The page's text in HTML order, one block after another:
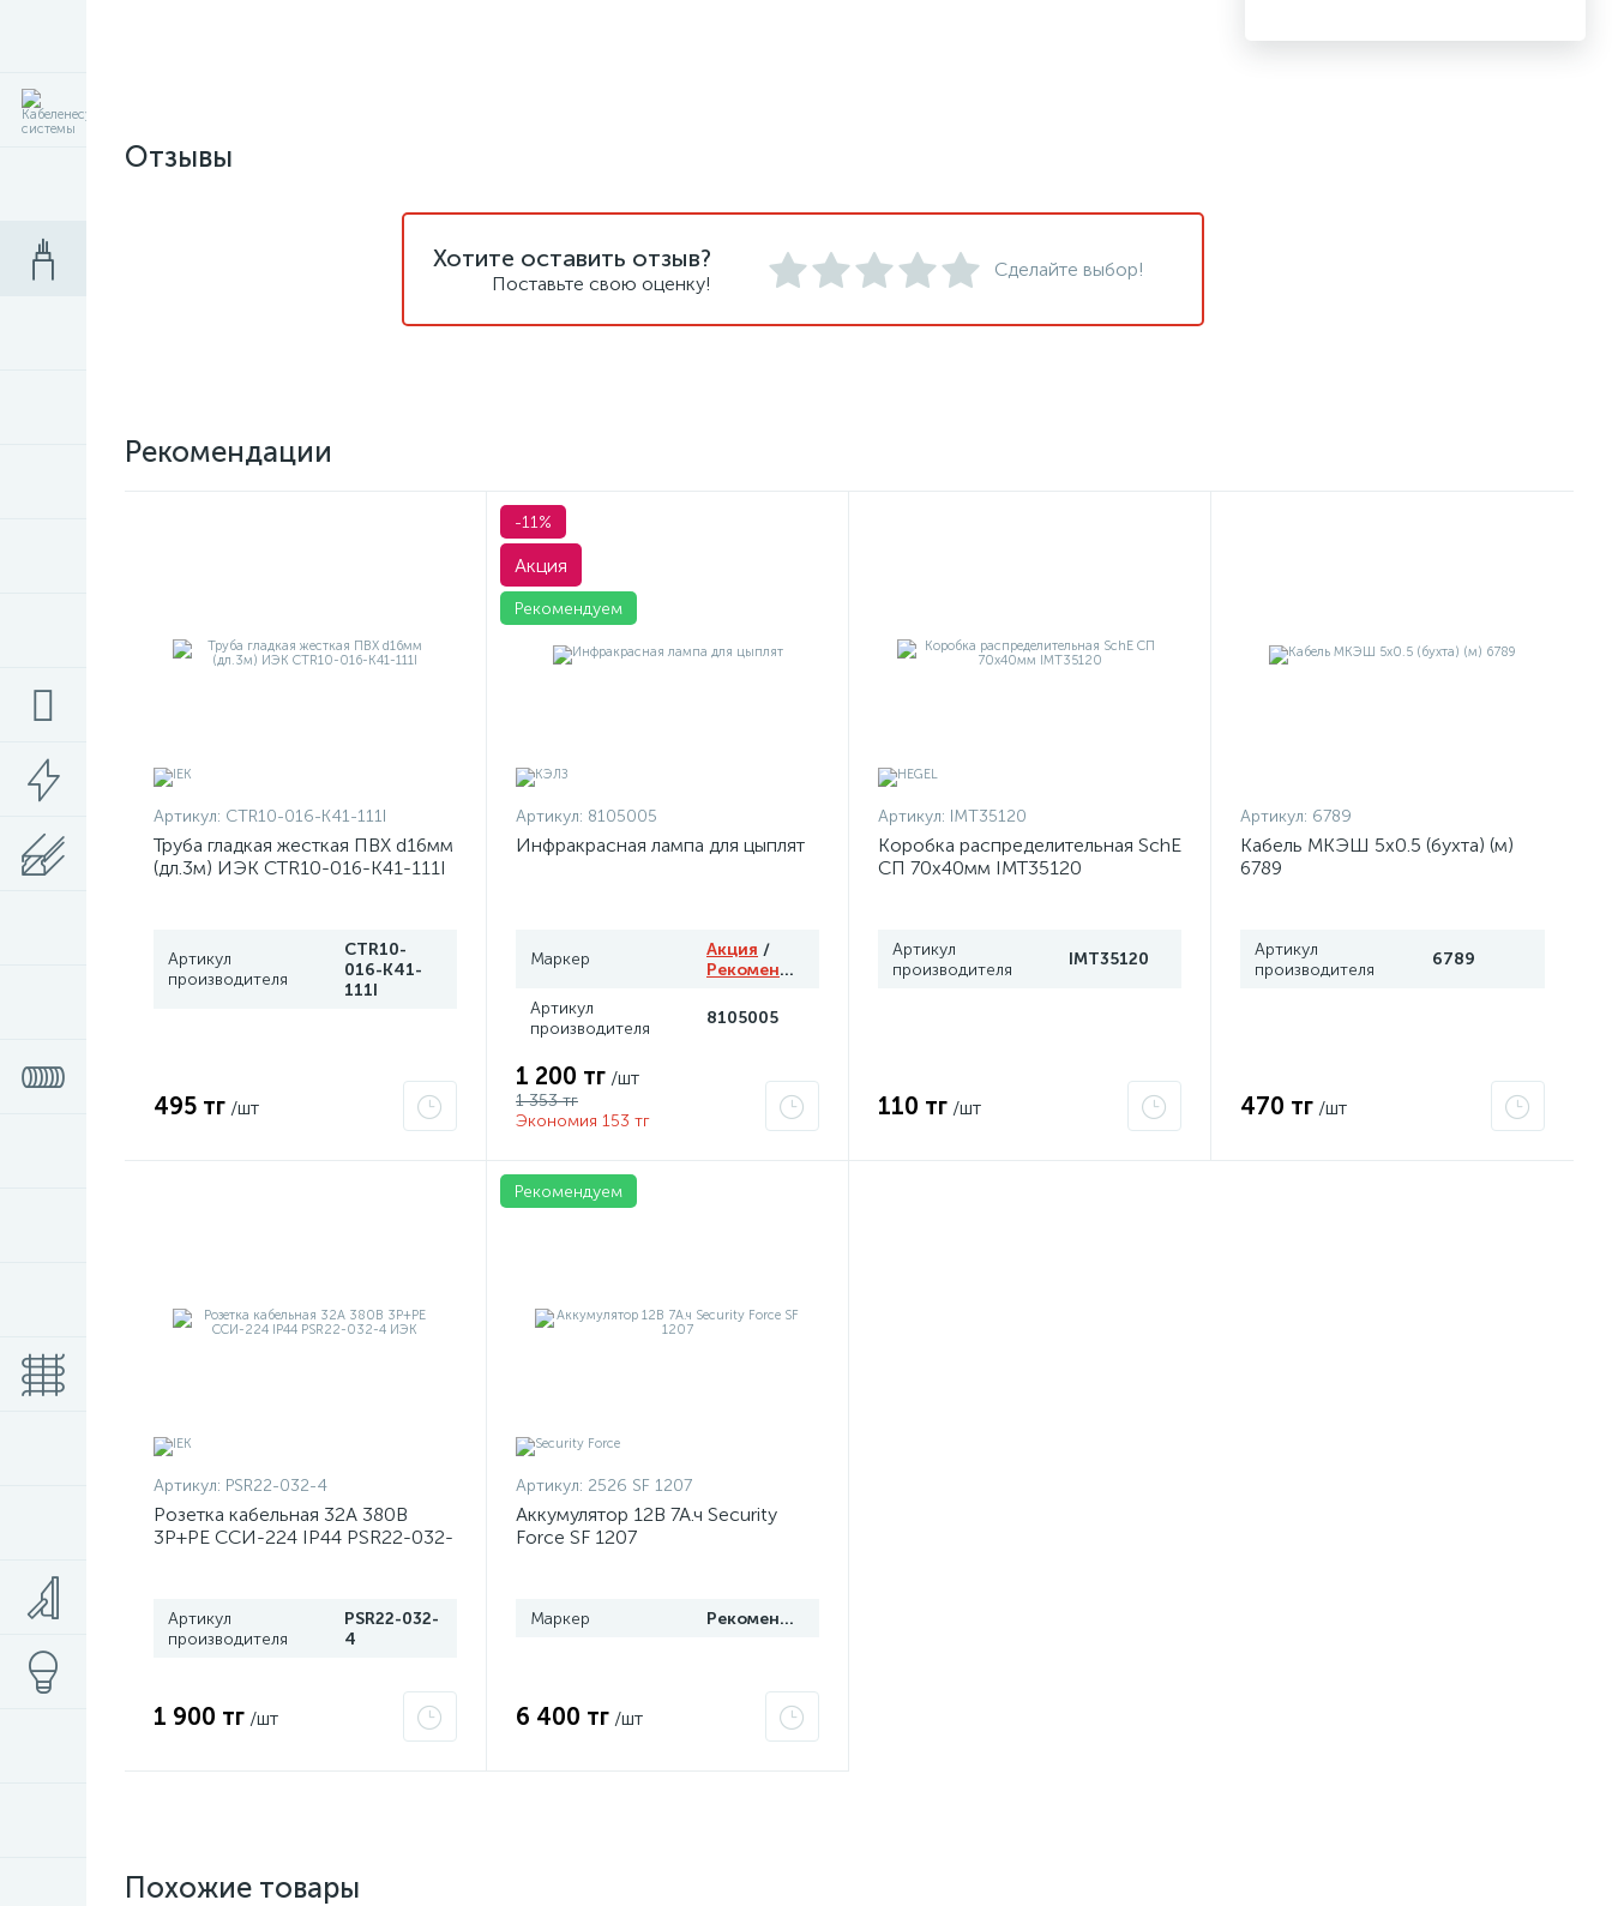
Отзывы
Хотите оставить отзыв?
Поставьте свою оценку!
Сделайте выбор!
Рекомендации
Артикул: CTR10-016-K41-111I
Труба гладкая жесткая ПВХ d16мм
(дл.3м) ИЭК CTR10-016-K41-111I
Артикул
производителя
CTR10-
016-K41-
111I
495 тг /шт
-11%
Акция
Рекомендуем
Артикул: 8105005
Инфракрасная лампа для цыплят
Маркер Акция /
Рекомендуем
Артикул
производителя
8105005
1 200 тг /шт
1 353 тг
Экономия 153 тг
Артикул: IMT35120
Коробка распределительная SchE
СП 70х40мм IMT35120
Артикул
производителя
IMT35120
110 тг /шт
Артикул: 6789
Кабель МКЭШ 5х0.5 (бухта) (м)
6789
Артикул
производителя
6789
470 тг /шт
Артикул: PSR22-032-4
Розетка кабельная 32А 380В
3P+PЕ ССИ-224 IP44 PSR22-032-
Артикул
производителя
PSR22-032-
4
1 900 тг /шт
Рекомендуем
Артикул: 2526 SF 1207
Аккумулятор 12В 7А.ч Security
Force SF 1207
Маркер Рекомендуем
6 400 тг /шт
Похожие товары